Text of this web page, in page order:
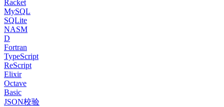
Racket
MySQL
SQLite
NASM
D
Fortran
TypeScript
ReScript
Elixir
Octave
Basic
JSON校验